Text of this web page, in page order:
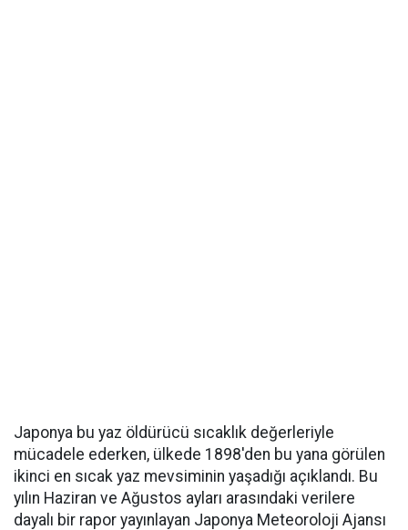
Japonya bu yaz öldürücü sıcaklık değerleriyle
mücadele ederken, ülkede 1898'den bu yana görülen
ikinci en sıcak yaz mevsiminin yaşadığı açıklandı. Bu
yılın Haziran ve Ağustos ayları arasındaki verilere
dayalı bir rapor yayınlayan Japonya Meteoroloji Ajansı